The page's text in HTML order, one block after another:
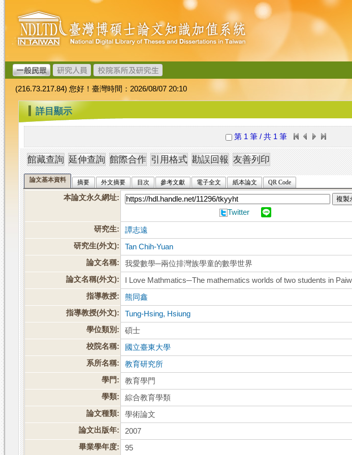
跳
到
主
要
內
容
臺
灣
博
碩
士
論
文
加
值
系
統
(216.73.217.84) 您好！臺灣時間：2026/08/07 20:10
::: 詳目顯示
第 1 筆 / 共 1 筆
論文基本資料 摘要 外文摘要 目次 參考文獻 電子全文 紙本論文 QR Code
本論文永久網址: 複製
Twitter
研究生:
譚志遠
研究生(外文):
Tan Chih-Yuan
論文名稱:
我愛數學─兩位排灣族學童的數學世界
論文名稱(外文):
I Love Mathmatics─The mathematics worlds of two students in
指導教授:
熊同鑫
指導教授(外文):
Tung-Hsing, Hsiung
學位類別:
碩士
校院名稱:
國立臺東大學
系所名稱:
教育研究所
學門:
教育學門
學類:
綜合教育學類
論文種類:
學術論文
論文出版年:
2007
畢業學年度:
95